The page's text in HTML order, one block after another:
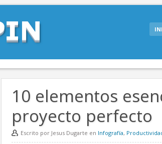
10 elementos
proyecto perfecto
Escrito por Jesus Dugarte en Infografía,